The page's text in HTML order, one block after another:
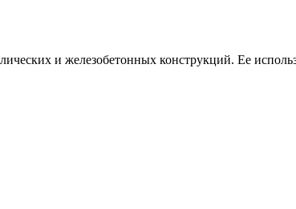
и железобетонных конструкций. Ее